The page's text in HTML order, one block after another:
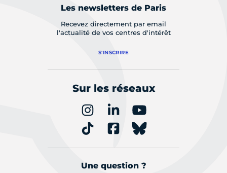
Les newsletters de Paris
Recevez directement par email
l'actualité de vos centres d'intérêt
S'INSCRIRE
Sur les réseaux
Une question ?